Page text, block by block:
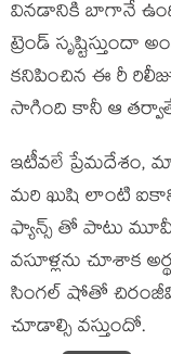
వినడానికి బాగానే ఉంది
ట్రెండ్
కనిపించిన ఈ రీ
సాగింది కానీ ఆ
ఇటీవలే ప్రేమదేశం,
మరి ఖుషి లాంటి
ఫ్యాన్స్ తో పాటు మూవీ
వసూళ్లను చూశాక
సింగల్ షోతో చిరంజీవి
చూడాల్సి వస్తుందో.